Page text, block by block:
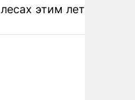
лесах этим летом